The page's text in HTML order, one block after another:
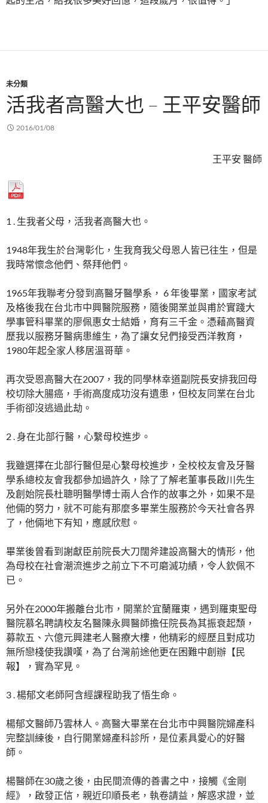
未分類
活我者高醫大也 – 王平安醫師
2016/01/08
王平安 醫師
1 . 生我者父母，活我者高醫大也。
1948年我生於台灣彰化，生我育我父母恩人皆已往生，但是
我時常懷念他們、祭拜他們。
1965年我聯考分發到高醫牙醫學系， 6 年後畢業，國家考試
及格後我在台北市中興醫院服務，隨後開業並與甫於實踐大
學事管科畢業的廖佩惠女士結婚，育有三千金。憑藉高醫資
歷我以服務牙醫病患維生，為了讓女兒們接受西洋教育，
1980年起全家人移居溫哥華。
再次受恩高醫大在2007，我的同學林幸道副院長安排我回母
校切除大腸癌，手術高度成功沒有遺患，但校友同業在台北
手術卻沒逃過此劫。
2 . 身在北部行醫，心繫母校進步。
我雖選擇在北部行醫但是心繫母校進步，全校校友會及牙醫
學系總校友會我都參加過許久，除了了解老董事長啟川先生
及創始院長杜聰明醫學博士兩人合作的故事之外，如果不是
他倆的努力，就不可能有那麼多畢業生服務於今天社會各界
了，他倆地下有知，應感欣慰。
畢業後曾看到謝獻臣前院長大刀闊斧建設高醫大的情形，他
為母校在社會潮流進步之前立下不可磨滅功績，令人欽佩不
已。
另外在2000年搬離台北市，開業於宜蘭羅東，遇到羅東聖母
醫院慕名聘請校友名醫陳永興醫師擔任院長為其振衰起頹，
募款五、六億元興建老人醫療大樓，他精彩的經歷且對成功
無所戀棧使我讚嘆，為了台灣前途他更在困難中創辦【民
報】，實為罕見。
3 . 楊郁文老師阿含經課程助我了悟生命。
楊郁文醫師乃雲林人。高醫大畢業在台北市中興醫院婦產科
完整訓練後，自行開業婦產科診所，是位素具愛心的好醫
師。
楊醫師在30歲之後，由民間流傳的善書之中，接觸《金剛
經》，啟發正信，親近印順長老，執卷請益，解惑求證，並